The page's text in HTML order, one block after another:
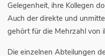
Gelegenheit, ihre Kollegen
Auch der direkte und
gehört für die Mehrzahl von
Die einzelnen Abteilungen